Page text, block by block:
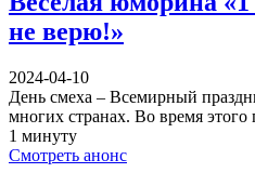
не верю!»
2024-04-10
День смеха – Всемирный
многих странах. Во время
1 минуту
Смотреть анонс